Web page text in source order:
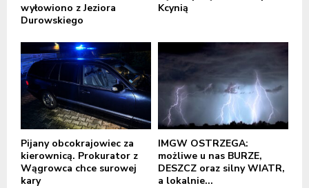
wyłowiono z Jeziora
Durowskiego
Kcynią
Pijany obcokrajowiec za
kierownicą. Prokurator z
Wągrowca chce surowej
kary
IMGW OSTRZEGA:
możliwe u nas BURZE,
DESZCZ oraz silny WIATR,
a lokalnie...